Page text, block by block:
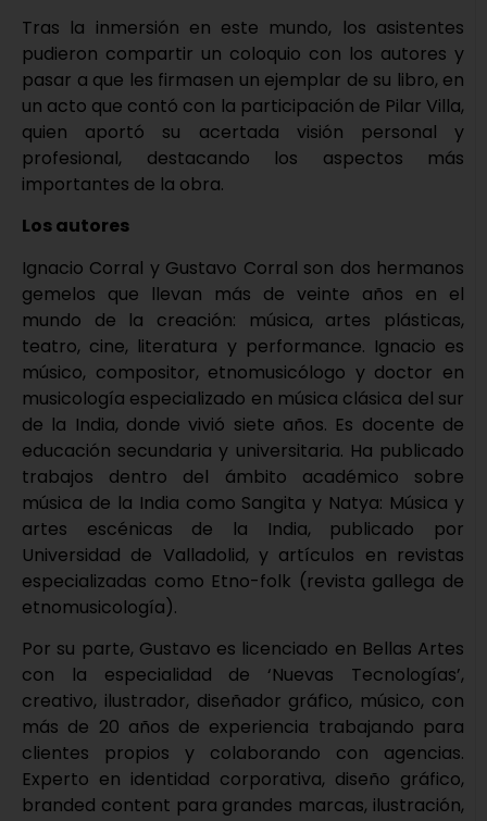
Tras la inmersión en este mundo, los asistentes
pudieron compartir un coloquio con los autores y
pasar a que les firmasen un ejemplar de su libro, en
un acto que contó con la participación de Pilar Villa,
quien aportó su acertada visión personal y
profesional, destacando los aspectos más
importantes de la obra.
Los autores
Ignacio Corral y Gustavo Corral son dos hermanos
gemelos que llevan más de veinte años en el
mundo de la creación: música, artes plásticas,
teatro, cine, literatura y performance. Ignacio es
músico, compositor, etnomusicólogo y doctor en
musicología especializado en música clásica del sur
de la India, donde vivió siete años. Es docente de
educación secundaria y universitaria. Ha publicado
trabajos dentro del ámbito académico sobre
música de la India como Sangita y Natya: Música y
artes escénicas de la India, publicado por
Universidad de Valladolid, y artículos en revistas
especializadas como Etno-folk (revista gallega de
etnomusicología).
Por su parte, Gustavo es licenciado en Bellas Artes
con la especialidad de ‘Nuevas Tecnologías’,
creativo, ilustrador, diseñador gráfico, músico, con
más de 20 años de experiencia trabajando para
clientes propios y colaborando con agencias.
Experto en identidad corporativa, diseño gráfico,
branded content para grandes marcas, ilustración,